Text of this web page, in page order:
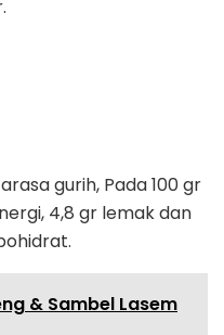
gurih, Pada 100 gr
4,8 gr lemak dan
& Sambel Lasem